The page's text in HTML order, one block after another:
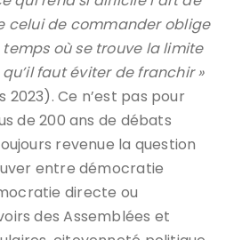
celui de commander oblige
où se trouve la limite
faut éviter de franchir »
2023). Ce n’est pas pour
de 200 ans de débats
revenue la question
entre démocratie
directe ou
des Assemblées et